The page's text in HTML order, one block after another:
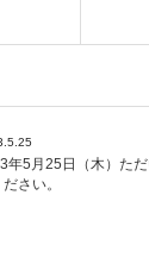
年5月25日（木）た
さい。